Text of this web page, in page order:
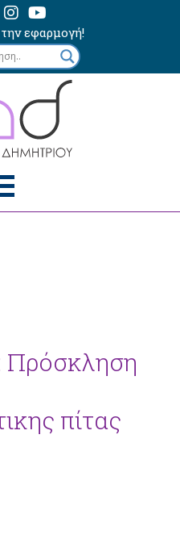
εφαρμογή!
Πρόσκληση
πίτας